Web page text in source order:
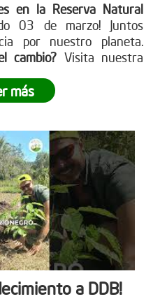
en la Reserva Natural
03 de marzo! Juntos
por nuestro planeta.
cambio? Visita nuestra
más
a DDB!